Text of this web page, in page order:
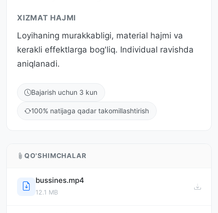
XIZMAT HAJMI
Loyihaning murakkabligi, material hajmi va
kerakli effektlarga bog'liq. Individual ravishda
aniqlanadi.
Bajarish uchun 3 kun
100% natijaga qadar takomillashtirish
QO'SHIMCHALAR
bussines.mp4
12.1 MB